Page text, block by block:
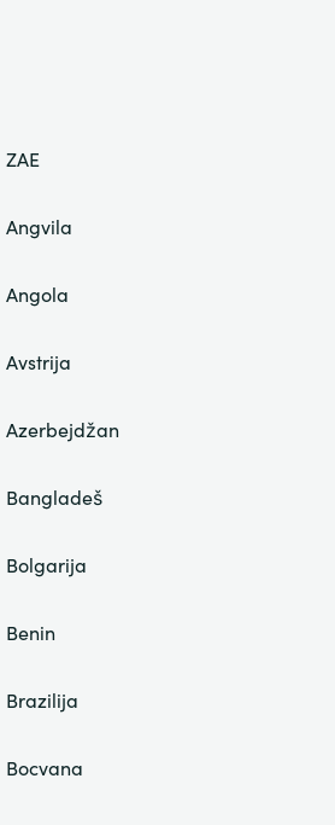
ZAE
Angvila
Angola
Avstrija
Azerbejdžan
Bangladeš
Bolgarija
Benin
Brazilija
Bocvana